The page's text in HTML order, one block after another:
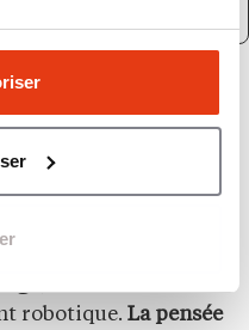
se répand
l’éducation. L’Unesco
soient au
ces professionnels
robotique. La pensée